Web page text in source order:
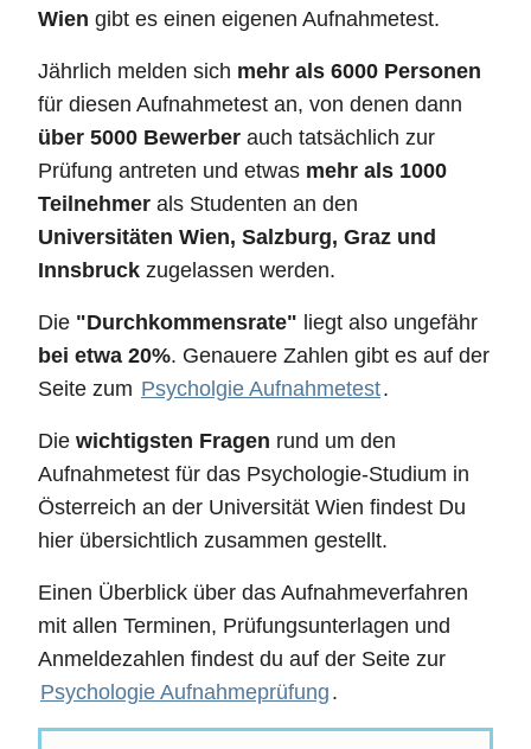
Wien gibt es einen eigenen Aufnahmetest.
Jährlich melden sich mehr als 6000 Personen
für diesen Aufnahmetest an, von denen dann
über 5000 Bewerber auch tatsächlich zur
Prüfung antreten und etwas mehr als 1000
Teilnehmer als Studenten an den
Universitäten Wien, Salzburg, Graz und
Innsbruck zugelassen werden.
Die "Durchkommensrate" liegt also ungefähr
bei etwa 20%. Genauere Zahlen gibt es auf der
Seite zum Psycholgie Aufnahmetest.
Die wichtigsten Fragen rund um den
Aufnahmetest für das Psychologie-Studium in
Österreich an der Universität Wien findest Du
hier übersichtlich zusammen gestellt.
Einen Überblick über das Aufnahmeverfahren
mit allen Terminen, Prüfungsunterlagen und
Anmeldezahlen findest du auf der Seite zur
Psychologie Aufnahmeprüfung .